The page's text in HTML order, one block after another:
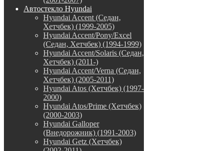
Автостекло Hyundai
Hyundai Accent (Седан,
Хетчбек) (1999-2005)
Hyundai Accent/Pony/Excel
(Седан, Хетчбек) (1994-1999)
Hyundai Accent/Solaris (Седан,
Хетчбек) (2011-)
Hyundai Accent/Verna (Седан,
Хетчбек) (2005-2011)
Hyundai Atos (Хетчбек) (1997-
2000)
Hyundai Atos/Prime (Хетчбек)
(2000-2003)
Hyundai Galloper
(Внедорожник) (1991-2003)
Hyundai Getz (Хетчбек)